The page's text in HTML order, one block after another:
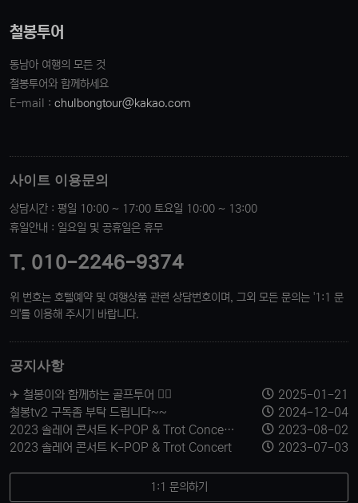
철봉투어
동남아 여행의 모든 것
철봉투어와 함께하세요
E-mail : chulbongtour@kakao.com
사이트 이용문의
상담시간 : 평일 10:00 ~ 17:00 토요일 10:00 ~ 13:00
휴일안내 : 일요일 및 공휴일은 휴무
T. 010-2246-9374
위 번호는 호텔예약 및 여행상품 관련 상담번호이며, 그외 모든 문의는 '1:1 문
의'를 이용해 주시기 바랍니다.
공지사항
✈️ 철봉이와 함께하는 골프투어 🏌️‍♂️
2025-01-21
철봉tv2 구독좀 부탁 드립니다~~
2024-12-04
2023 솔레어 콘서트 K-POP & Trot Concert 티켓 신청 받습니다.
2023-08-02
2023 솔레어 콘서트 K-POP & Trot Concert
2023-07-03
1:1 문의하기